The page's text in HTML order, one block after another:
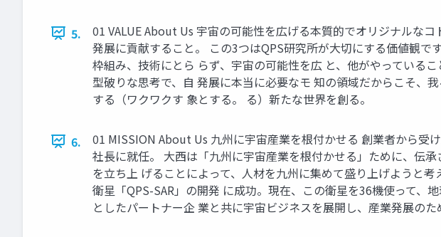
5.
01 VALUE About Us 宇宙の可能性を広げる本質的でオリジナルな
発展に貢献すること。 この3つはQPS研究所が大切にする価値観
枠組み、技術にとら らず、宇宙の可能性を広 と、他がやっている
型破りな思考で、自 発展に本当に必要なモ 知の領域だからこそ、
する（ワクワクす 象とする。 る）新たな世界を創る。
6.
01 MISSION About Us 九州に宇宙産業を根付かせる 創業者から受
社長に就任。 大西は「九州に宇宙産業を根付かせる」ために、伝
を立ち上 げることによって、人材を九州に集めて盛り上げようと
衛星「QPS-SAR」の開発 に成功。現在、この衛星を36機使って、
としたパートナー企 業と共に宇宙ビジネスを展開し、産業発展のた